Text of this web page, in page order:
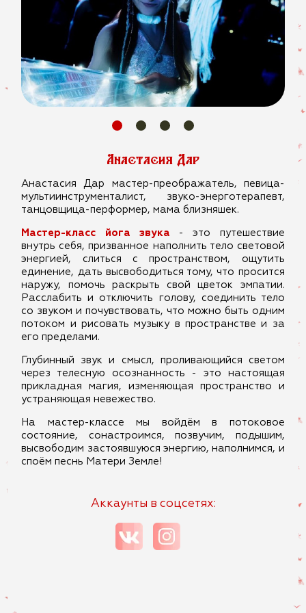
Анастасия Дар
Анастасия Дар мастер-преображатель, певица-
мультиинструменталист, звуко-энерготерапевт,
танцовщица-перформер, мама близняшек.
Мастер-класс йога звука - это путешествие
внутрь себя, призванное наполнить тело световой
энергией, слиться с пространством, ощутить
единение, дать высвободиться тому, что просится
наружу, помочь раскрыть свой цветок эмпатии.
Расслабить и отключить голову, соединить тело
со звуком и почувствовать, что можно быть одним
потоком и рисовать музыку в пространстве и за
его пределами.
Глубинный звук и смысл, проливающийся светом
через телесную осознанность - это настоящая
прикладная магия, изменяющая пространство и
устраняющая невежество.
На мастер-классе мы войдём в потоковое
состояние, сонастроимся, позвучим, подышим,
высвободим застоявшуюся энергию, наполнимся, и
споём песнь Матери Земле!
Аккаунты в соцсетях: